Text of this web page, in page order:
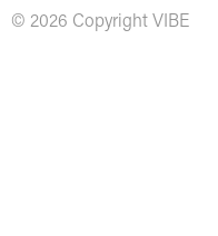
© 2026 Copyright VIBE